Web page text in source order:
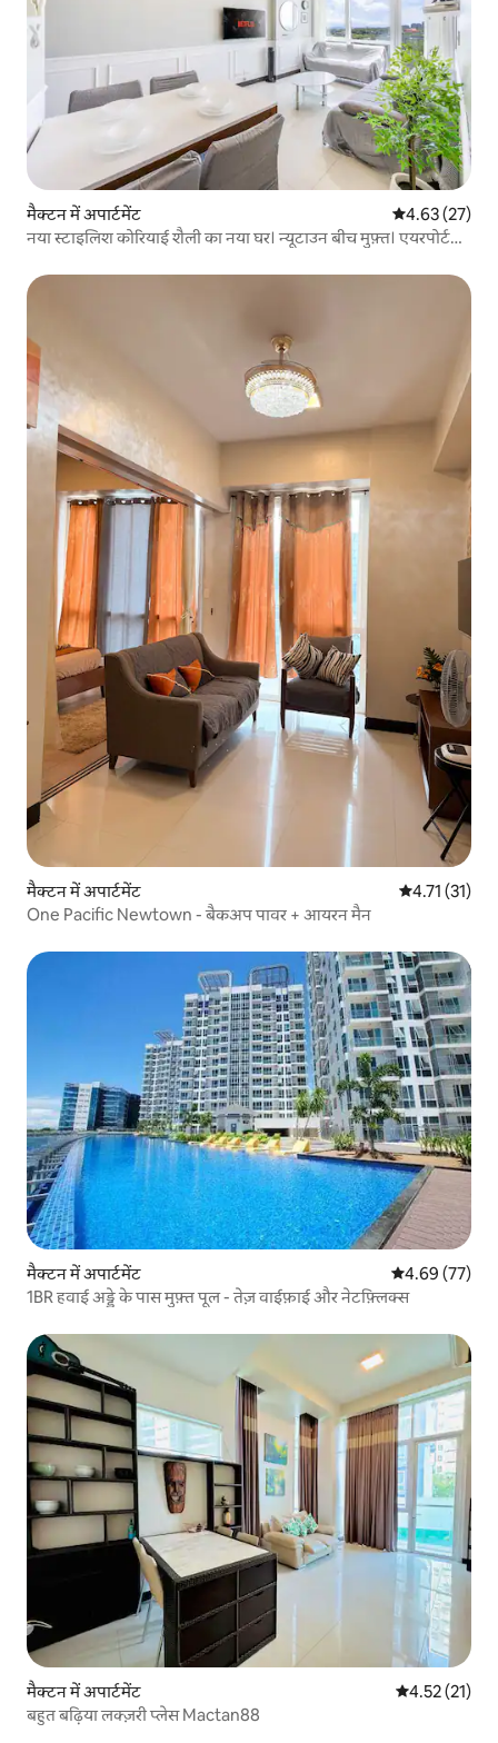
मैक्टन में अपार्टमेंट औसत रेटिंग 5 में
4.63 (27)
नया स्टाइलिश कोरियाई शैली का नया घर। न्यूटाउन बीच मुफ़्त। एयरपोर्ट
एयरपोर्ट से 15 मिनट की दूरी पर)
मैक्टन में अपार्टमेंट औसत रेटिंग 5 में
4.71 (31)
One Pacific Newtown - बैकअप पावर + आयरन मैन
मैक्टन में अपार्टमेंट औसत रेटिंग 5 में
4.69 (77)
1BR हवाई अड्डे के पास मुफ़्त पूल - तेज़ वाईफ़ाई और नेटफ़्लिक्स
मैक्टन में अपार्टमेंट औसत रेटिंग 5 में
4.52 (21)
बहुत बढ़िया लक्ज़री प्लेस Mactan88